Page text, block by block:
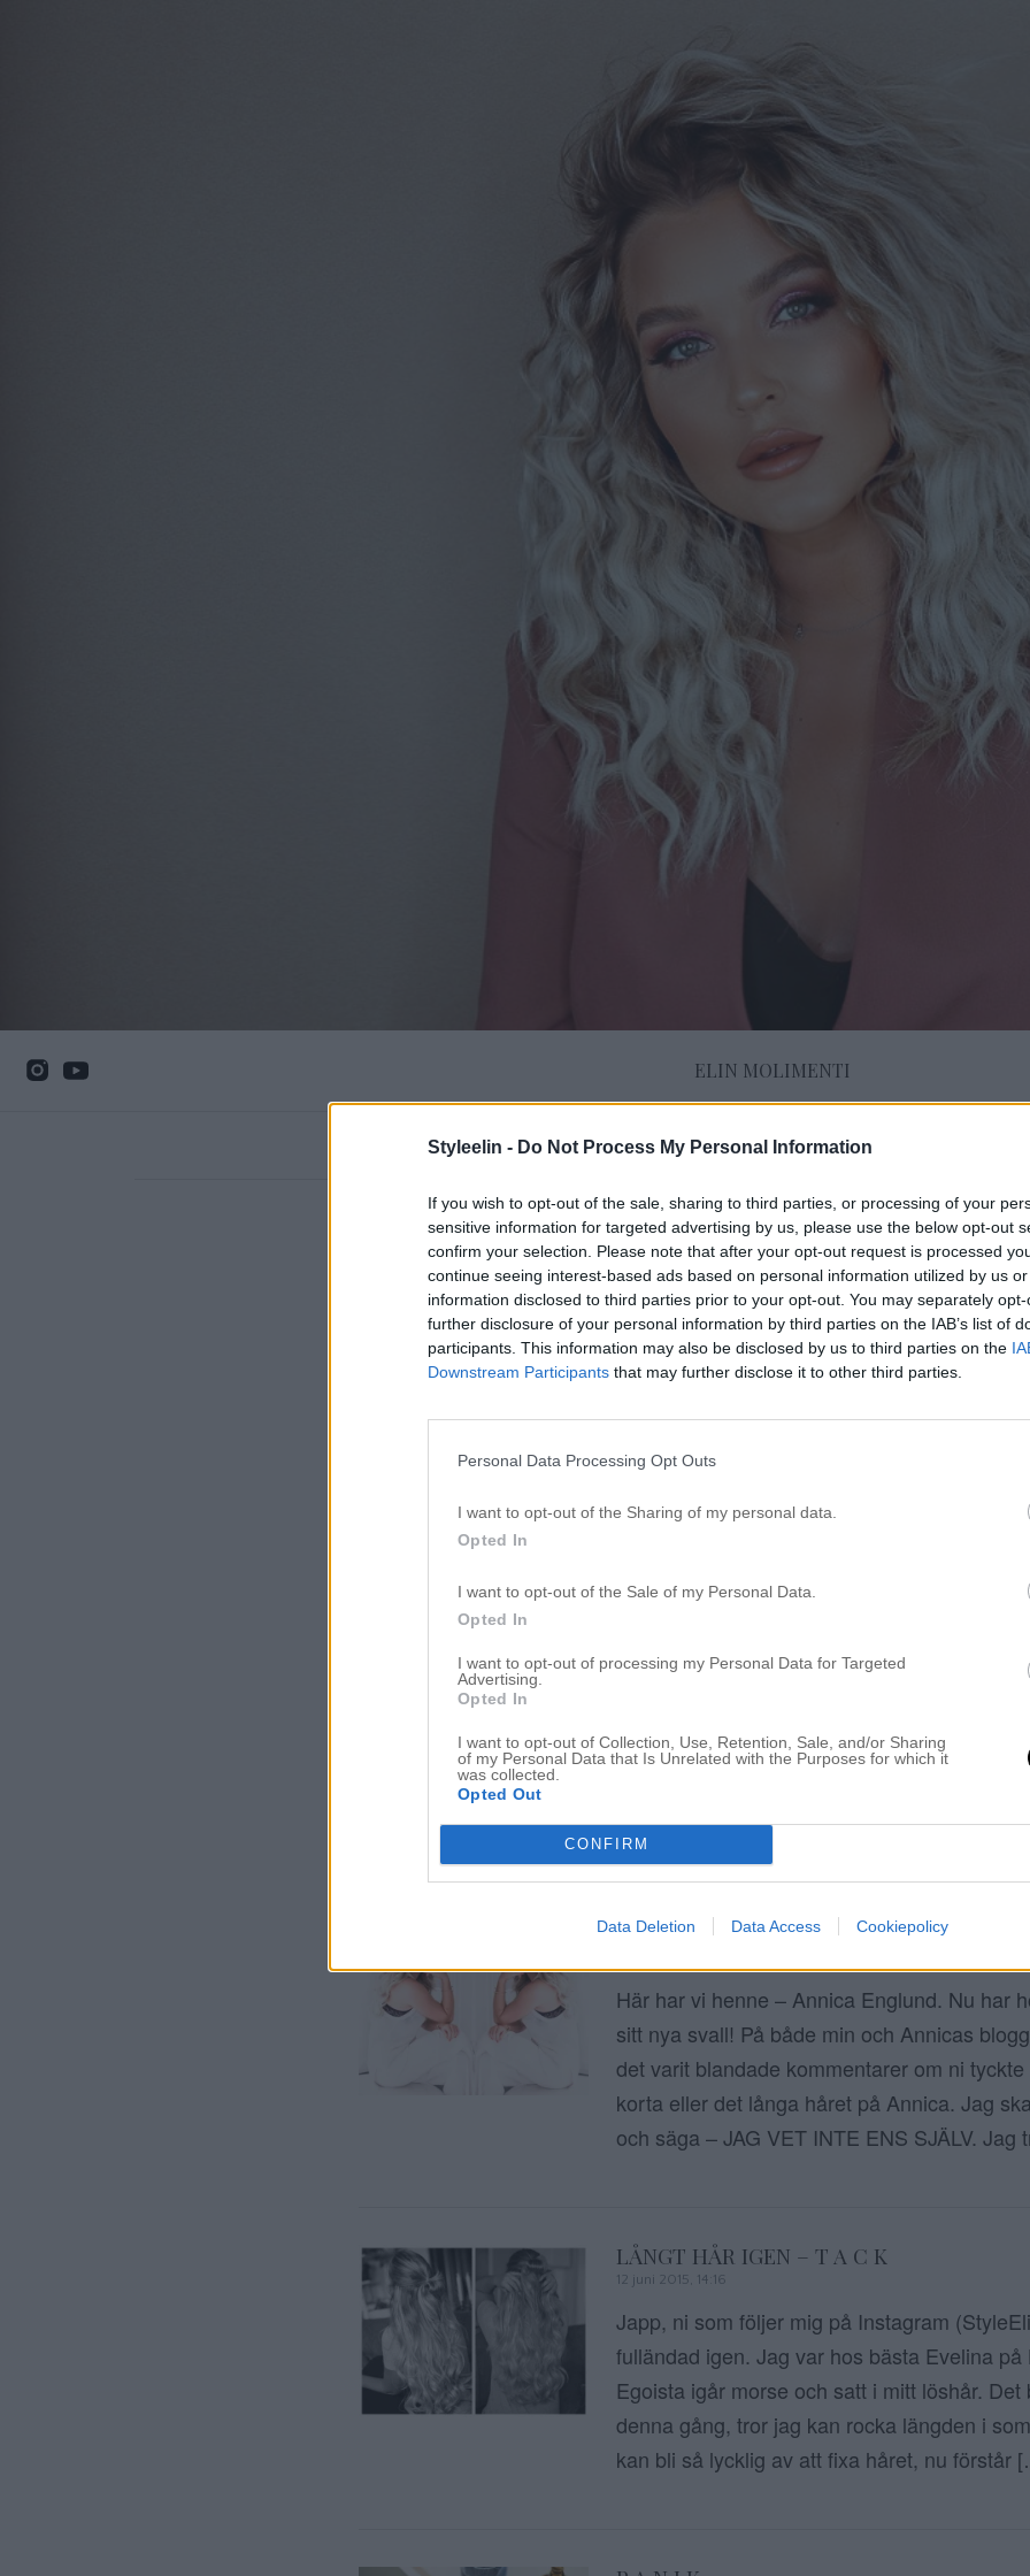
Styleelin - Do Not Process My Personal Information
If you wish to opt-out of the sale, sharing to third parties, or processing of your
sensitive information for targeted advertising by us, please use the below opt-out
confirm your selection. Please note that after your opt-out request is processed
continue seeing interest-based ads based on personal information utilized by us
information disclosed to third parties prior to your opt-out. You may separately
further disclosure of your personal information by third parties on the IAB’s list of
participants. This information may also be disclosed by us to third parties on the
Downstream Participants that may further disclose it to other third parties.
Personal Data Processing Opt Outs
I want to opt-out of the Sharing of my personal data.
Opted In
I want to opt-out of the Sale of my Personal Data.
Opted In
I want to opt-out of processing my Personal Data for Targeted
Advertising.
Opted In
I want to opt-out of Collection, Use, Retention, Sale, and/or Sharing
of my Personal Data that Is Unrelated with the Purposes for which it
was collected.
Opted Out
CONFIRM
Data Deletion Data Access Cookiepolicy
ELIN MOLIMENTI
FÖRE & EFTER – MITT HÅR
19 augusti 2015, 21:57
Åh, jag är så lycklig för mitt nya hår. Jag har
mycket komplimanger någonsin, hur
Det är så många som frågar mig om Hairtalk
jag var själv ute efter ett nytt hår så varför
en smäll och testa håret samt […]
MITT NYA, HELT MAGISKA HÅR. FÖRSTA
18 augusti 2015, 23:22
kommentarer och härliga gissningar på vad
page, jag funderade på det men det klippet
älskar frisyren men inte på mig. Jag sitter
NU ÄR HON FULLÄNDAD
Här har vi henne – Annica Englund. Nu har
sitt nya svall! På både min och Annicas
det varit blandade kommentarer om ni
korta eller det långa håret på Annica. Jag
och säga – JAG VET INTE ENS SJÄLV.
LÅNGT HÅR IGEN – T A C K
12 juni 2015, 14:16
Japp, ni som följer mig på Instagram
fulländad igen. Jag var hos bästa Evelina på
Egoista igår morse och satt i mitt löshår.
denna gång, tror jag kan rocka längden i
kan bli så lycklig av att fixa håret, nu förstår